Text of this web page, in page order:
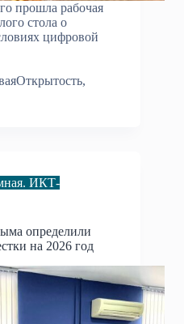
прошла рабочая
стола о
цифровой
,
ИКТ-
определили
на 2026 год